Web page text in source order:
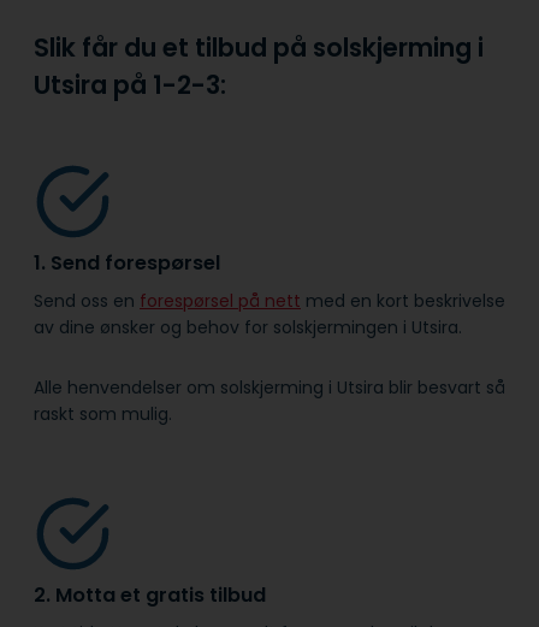
Slik får du et tilbud på solskjerming i
Utsira på 1-2-3:
1. Send forespørsel
Send oss en forespørsel på nett med en kort beskrivelse
av dine ønsker og behov for solskjermingen i Utsira.
Alle henvendelser om solskjerming i Utsira blir besvart så
raskt som mulig.
2. Motta et gratis tilbud